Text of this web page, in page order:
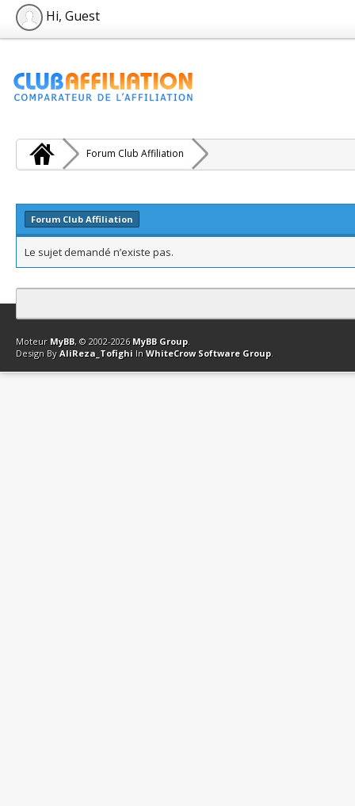
Hi, Guest
Forum Club Affiliation
Forum Club Affiliation
Le sujet demandé n’existe pas.
Contact Club Affiliation Retourner en haut Version bas-débit
Moteur MyBB, © 2002-2026 MyBB Group.
Design By AliReza_Tofighi In WhiteCrow Software Group.